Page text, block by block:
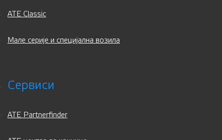
ATE Classic
Мале серије и специјална возила
Сервиси
ATE Partnerfinder